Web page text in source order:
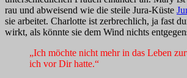
rau und abweisend wie die steile Jura-Küste
sie arbeitet. Charlotte ist zerbrechlich, ja fast
wirkt, als könnte sie dem Wind nichts
„Ich möchte nicht mehr in das Leben
ich vor Dir hatte.“